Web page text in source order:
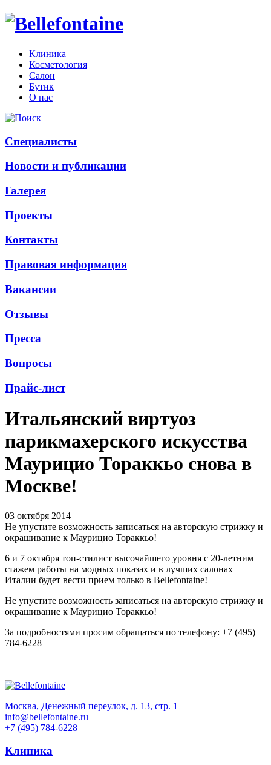
Клиника
Косметология
Салон
Бутик
О нас
Специалисты
Новости и публикации
Галерея
Проекты
Контакты
Правовая информация
Вакансии
Отзывы
Пресса
Вопросы
Прайс-лист
Итальянский виртуоз
парикмахерского искусства
Маурицио Тораккьо снова в
Москве!
03 октября 2014
Не упустите возможность записаться на авторскую стрижку и
окрашивание к Маурицио Тораккьо!
6 и 7 октября топ-стилист высочайшего уровня с 20-летним
стажем работы на модных показах и в лучших салонах
Италии будет вести прием только в Bellefontaine!
Не упустите возможность записаться на авторскую стрижку и
окрашивание к Маурицио Тораккьо!
За подробностями просим обращаться по телефону: +7 (495)
784-6228
Москва, Денежный переулок, д. 13, стр. 1
info@bellefontaine.ru
+7 (495) 784-6228
Клиника